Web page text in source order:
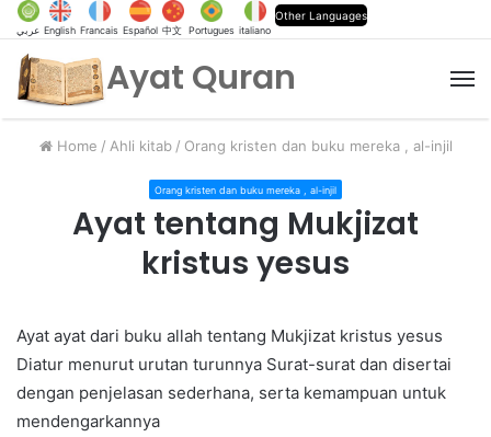
عربي English Francais Español 中文 Portugues italiano
Other Languages
Ayat Quran
Home / Ahli kitab / Orang kristen dan buku mereka , al-injil
Orang kristen dan buku mereka , al-injil
Ayat tentang Mukjizat
kristus yesus
Ayat ayat dari buku allah tentang Mukjizat kristus yesus
Diatur menurut urutan turunnya Surat-surat dan disertai
dengan penjelasan sederhana, serta kemampuan untuk
mendengarkannya